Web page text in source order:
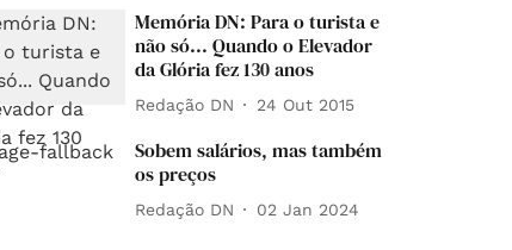
Memória DN: Para o turista e
não só... Quando o Elevador
da Glória fez 130 anos
Redação DN 24 Out 2015
Sobem salários, mas também
os preços
Redação DN 02 Jan 2024